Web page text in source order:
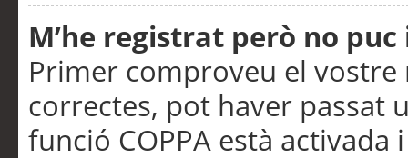
M’he registrat però no
Primer comproveu el vostre
correctes, pot haver passat
funció COPPA està